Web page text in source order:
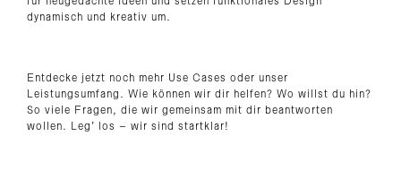
dynamisch und kreativ um.
Entdecke jetzt noch mehr Use Cases oder unser
Leistungsumfang. Wie können wir dir helfen? Wo willst du hin?
So viele Fragen, die wir gemeinsam mit dir beantworten
wollen. Leg’ los – wir sind startklar!